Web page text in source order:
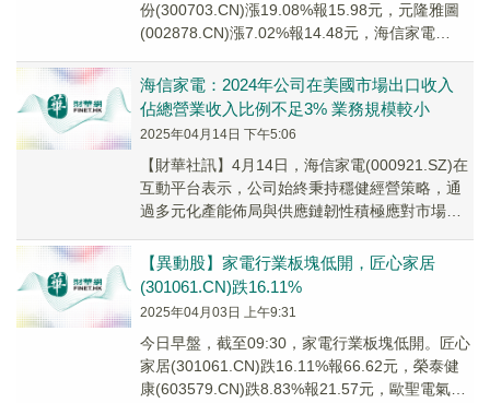
份(300703.CN)漲19.08%報15.98元，元隆雅圖
(002878.CN)漲7.02%報14.48元，海信家電
海信家電：2024年公司在美國市場出口收入
佔總營業收入比例不足3% 業務規模較小
2025年04月14日 下午5:06
【財華社訊】4月14日，海信家電(000921.SZ)在
互動平台表示，公司始終秉持穩健經營策略，通
過多元化產能佈局與供應鏈韌性積極應對市場波
【異動股】家電行業板塊低開，匠心家居
(301061.CN)跌16.11%
2025年04月03日 上午9:31
今日早盤，截至09:30，家電行業板塊低開。匠心
家居(301061.CN)跌16.11%報66.62元，榮泰健
康(603579.CN)跌8.83%報21.57元，歐聖電氣